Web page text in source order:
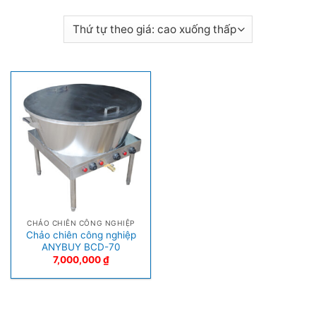
CHẢO CHIÊN CÔNG NGHIỆP
Chảo chiên công nghiệp
ANYBUY BCD-70
7,000,000₫